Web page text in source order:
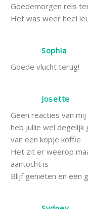
Goedemorgen reis
Het was weer heel
Sophia
Goede vlucht terug!
Josette
Geen reacties van
heb jullie wel
van een kopje koffie
Het zit er weerop
aantocht is
Blijf genieten en een